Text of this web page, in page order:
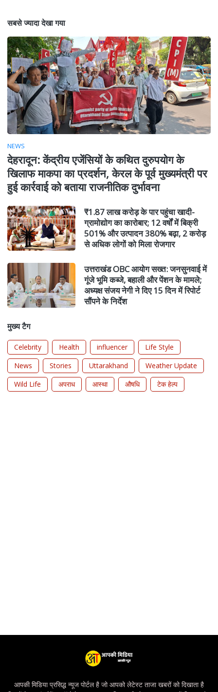
सबसे ज्यादा देखा गया
NEWS
देहरादून: केंद्रीय एजेंसियों के कथित दुरुपयोग के
खिलाफ माकपा का प्रदर्शन, केरल के पूर्व मुख्यमंत्री पर
हुई कार्रवाई को बताया राजनीतिक दुर्भावना
₹1.87 लाख करोड़ के पार पहुंचा खादी-
ग्रामोद्योग का कारोबार; 12 वर्षों में बिक्री
501% और उत्पादन 380% बढ़ा, 2 करोड़
से अधिक लोगों को मिला रोजगार
उत्तराखंड OBC आयोग सख्त: जनसुनवाई में
गूंजे भूमि कब्जे, बहाली और पेंशन के मामले;
अध्यक्ष संजय नेगी ने दिए 15 दिन में रिपोर्ट
सौंपने के निर्देश
मुख्य टैग
Celebrity Health influencer
Life Style
News
Stories Uttarakhand
Weather Update
Wild Life
अपराध आस्था औषधि टेक हेल्प
आपकी मिडिया प्रसिद्ध न्यूज पोर्टल है जो आपको लेटेस्ट ताजा खबरों को दिखाता है